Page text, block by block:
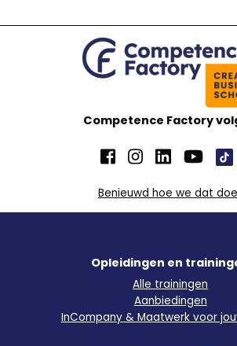
Competence Factory
Benieuwd hoe we dat
Opleidingen en
Alle trainingen
Aanbiedingen
InCompany & Maatwerk voor